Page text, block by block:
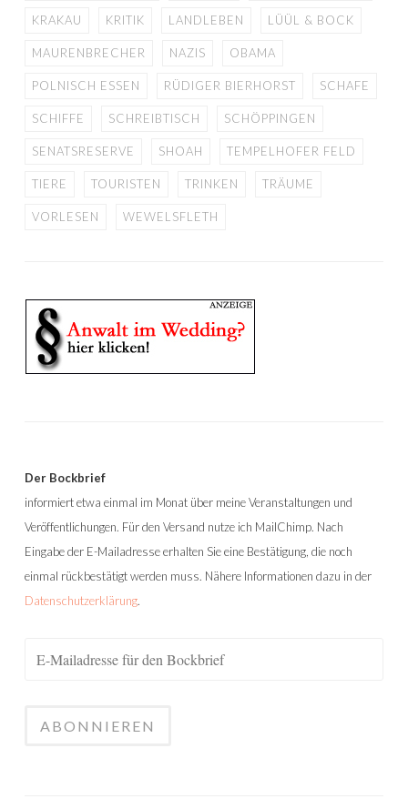
KRAKAU KRITIK LANDLEBEN LÜÜL & BOCK
MAURENBRECHER NAZIS OBAMA
POLNISCH ESSEN RÜDIGER BIERHORST SCHAFE
SCHIFFE SCHREIBTISCH SCHÖPPINGEN
SENATSRESERVE SHOAH TEMPELHOFER FELD
TIERE TOURISTEN TRINKEN TRÄUME
VORLESEN WEWELSFLETH
Der Bockbrief
informiert etwa einmal im Monat über meine Veranstaltungen und
Veröffentlichungen. Für den Versand nutze ich MailChimp. Nach
Eingabe der E-Mailadresse erhalten Sie eine Bestätigung, die noch
einmal rückbestätigt werden muss. Nähere Informationen dazu in der
Datenschutzerklärung.